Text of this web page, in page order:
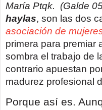
María Ptqk. (Galde
haylas, son las dos
asociación de
primera para premiar
sombra el trabajo de
contrario apuestan
madurez profesional
Porque así es.